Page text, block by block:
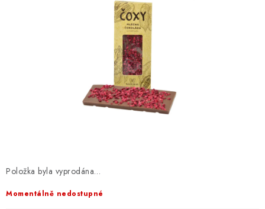
Reklamace a vrácení zboží
Podmínky ochrany osobních údajů
Položka byla vyprodána…
Momentálně nedostupné